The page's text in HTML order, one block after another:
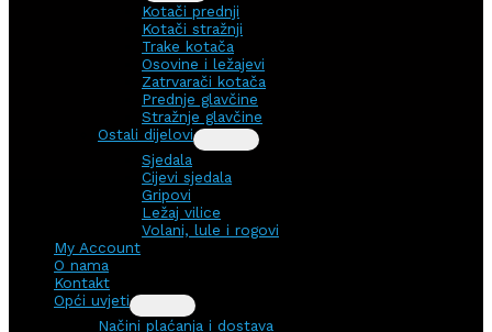
Kotači prednji
Kotači stražnji
Trake kotača
Osovine i ležajevi
Zatrvarači kotača
Prednje glavčine
Stražnje glavčine
Ostali dijelovi
Sjedala
Cijevi sjedala
Gripovi
Ležaj vilice
Volani, lule i rogovi
My Account
O nama
Kontakt
Opći uvjeti
Načini plaćanja i dostava